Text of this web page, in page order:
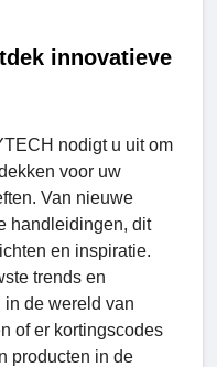
innovatieve
nodigt u uit om
voor uw
Van nieuwe
handleidingen, dit
en inspiratie.
trends en
de wereld van
of er kortingscodes
producten in de